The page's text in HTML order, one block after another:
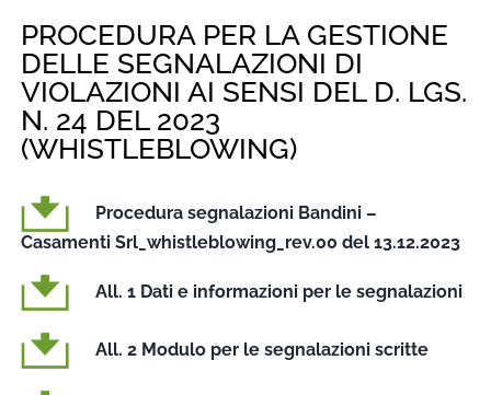
PROCEDURA PER LA GESTIONE
DELLE SEGNALAZIONI DI
VIOLAZIONI AI SENSI DEL D. LGS.
N. 24 DEL 2023
(WHISTLEBLOWING)
Procedura segnalazioni Bandini –
Casamenti Srl_whistleblowing_rev.00 del 13.12.2023
All. 1 Dati e informazioni per le segnalazioni
All. 2 Modulo per le segnalazioni scritte